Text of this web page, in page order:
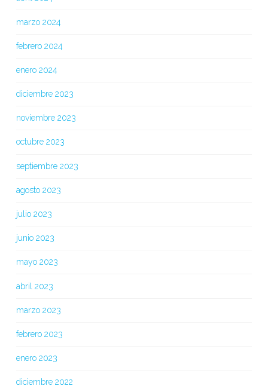
marzo 2024
febrero 2024
enero 2024
diciembre 2023
noviembre 2023
octubre 2023
septiembre 2023
agosto 2023
julio 2023
junio 2023
mayo 2023
abril 2023
marzo 2023
febrero 2023
enero 2023
diciembre 2022